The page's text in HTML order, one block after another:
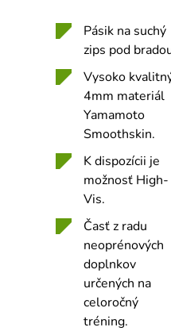
Pásik na suchý
zips pod
Vysoko
4mm materiál
Yamamoto
Smoothskin.
K dispozícii je
možnosť High-
Vis.
Časť z radu
neoprénových
doplnkov
určených na
celoročný
tréning.